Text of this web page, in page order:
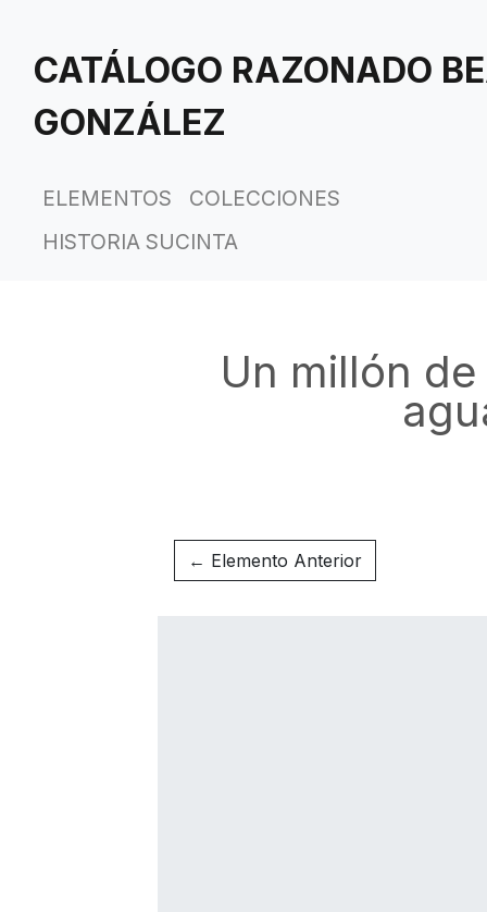
contenido
CATÁLOGO RAZONADO
GONZÁLEZ
ELEMENTOS
COLECCIONES
HISTORIA SUCINTA
Un millón
← Elemento Anterior